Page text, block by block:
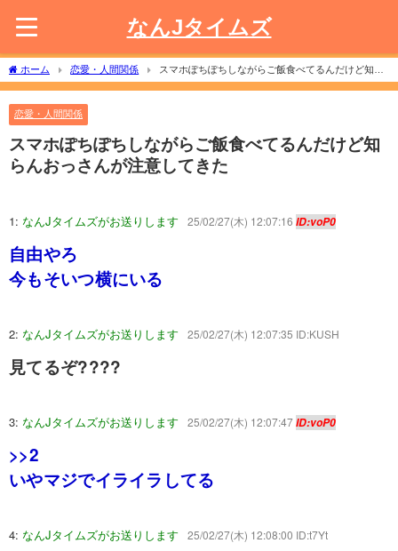
なんJタイムズ
ホーム 恋愛・人間関係
スマホぽちぽちしながらご飯食べてるんだけど知ら
んおっさんが注意してきた
恋愛・人間関係
スマホぽちぽちしながらご飯食べてるんだけど知
らんおっさんが注意してきた
1: なんJタイムズがお送りします 25/02/27(木) 12:07:16 ID:voP0
自由やろ
今もそいつ横にいる
2: なんJタイムズがお送りします 25/02/27(木) 12:07:35 ID:KUSH
見てるぞ????
3: なんJタイムズがお送りします 25/02/27(木) 12:07:47ID:voP0
>>2
いやマジでイライラしてる
4: なんJタイムズがお送りします 25/02/27(木) 12:08:00 ID:t7Yt